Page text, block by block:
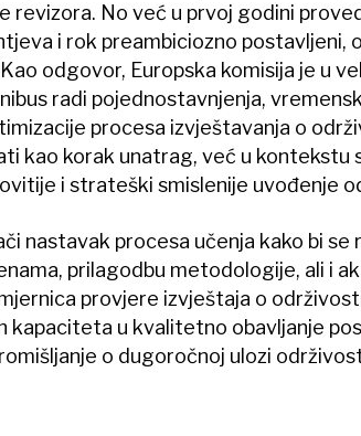
revizora. No već u prvoj godini
i rok preambiciozno postavljeni,
odgovor, Europska komisija je u
radi pojednostavnjenja,
procesa izvještavanja o
kao korak unatrag, već u kontekstu
i strateški smislenije uvođenje
nastavak procesa učenja kako bi se
prilagodbu metodologije, ali i
provjere izvještaja o
kapaciteta u kvalitetno obavljanje
o dugoročnoj ulozi